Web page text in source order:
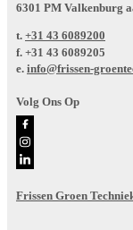
6301 PM Valkenburg
t. +31 43 6089200
f. +31 43 6089205
e. info@frissen-
Volg Ons Op
Frissen Groen